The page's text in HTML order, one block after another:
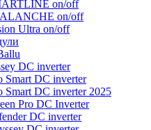
on/off
on/off
Ultra on/off
DC inverter
Smart DC inverter
Smart DC inverter 2025
Pro DC Inverter
DC inverter